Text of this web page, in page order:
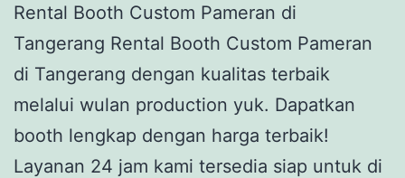
Rental Booth Custom Pameran di
Tangerang Rental Booth Custom Pameran
di Tangerang dengan kualitas terbaik
melalui wulan production yuk. Dapatkan
booth lengkap dengan harga terbaik!
Layanan 24 jam kami tersedia siap untuk di